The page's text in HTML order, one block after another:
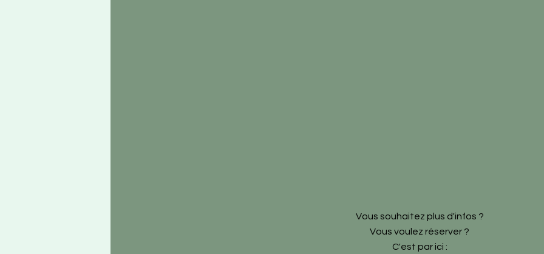
Vous souhaitez plus d'infos ?
Vous voulez réserver ?
C'est par ici :